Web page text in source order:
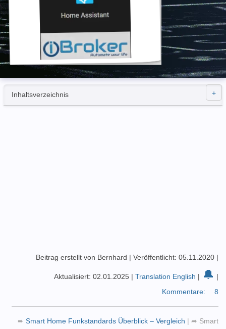
Inhaltsverzeichnis
Beitrag erstellt von Bernhard | Veröffentlicht: 05.11.2020 |
Aktualisiert: 02.01.2025 | Translation English | 🔔 |
Kommentare:
8
➨ Smart Home Funkstandards Überblick – Vergleich | ➦ Smart